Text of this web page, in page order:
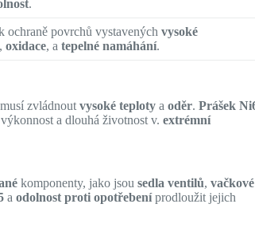
.
ochraně povrchů vystavenýchvysoké
,oxidace, atepelné namáhání.
musí zvládnoutvysoké teploty aoděr.Prášek
a dlouhá životnost v.extrémní
komponenty, jako jsousedla ventilů,vačkové
aodolnost proti opotřebeníprodloužit jejich